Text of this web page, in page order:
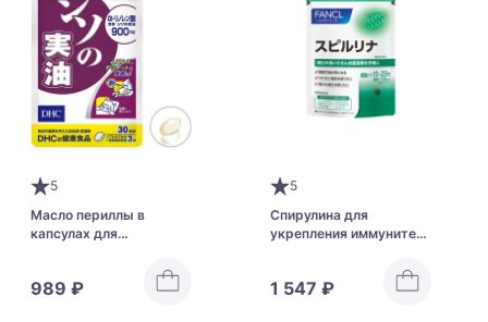
5
Масло периллы в
капсулах для
астмы и аллергии DHC
Perilla Seed Oil
989 ₽
5
Спирулина для
укрепления иммунитета
дефицита питательных
веществ FANCL
1 547 ₽